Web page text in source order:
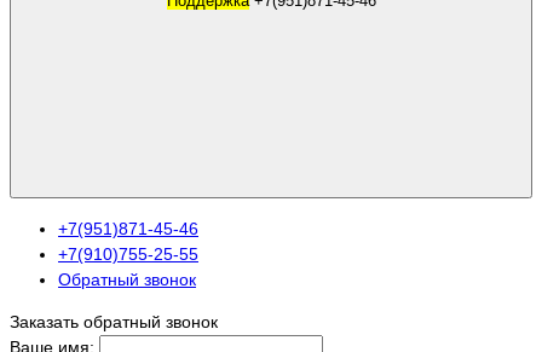
+7(951)871-45-46
+7(910)755-25-55
Обратный звонок
Заказать обратный звонок
Ваше имя: